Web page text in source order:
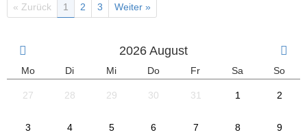
« Zurück 1 2 3 Weiter »
2026 August
Mo Di Mi Do Fr Sa So
27 28 29 30 31 1 2
3 4 5 6 7 8 9